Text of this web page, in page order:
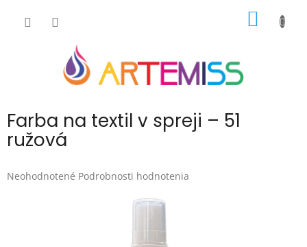
Farba na textil v spreji – 51
ružová
Priemerné
Neohodnotené Podrobnosti hodnotenia